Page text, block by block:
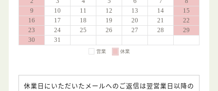
休業日にいただいたメールへのご返信は翌営業日以降の